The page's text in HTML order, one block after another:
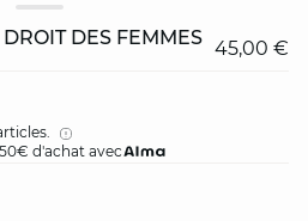
DES FEMMES 45,00 €
d'achat avec